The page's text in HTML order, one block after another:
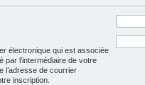
électronique qui est associée
par l’intermédiaire de votre
l’adresse de courrier
inscription.